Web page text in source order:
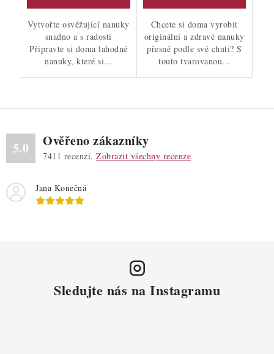
Vytvořte osvěžující nanuky
snadno a s radostí
Připravte si doma lahodné
nanuky, které si...
Chcete si doma vyrobit
originální a zdravé nanuky
přesně podle své chuti? S
touto tvarovanou...
5.0 Ověřeno zákazníky
7411 recenzí. Zobrazit všechny recenze
Jana Konečná
Sledujte nás na Instagramu